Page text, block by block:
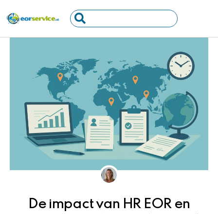
naar
inhoud
Search
...
De impact van HR EOR en